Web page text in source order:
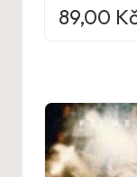
89,00